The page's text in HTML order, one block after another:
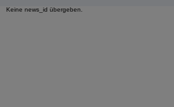
Keine news_id übergeben.